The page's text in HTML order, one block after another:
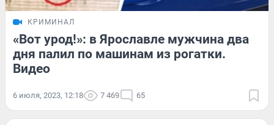
КРИМИНАЛ
«Вот урод!»: в Ярославле мужчина два
дня палил по машинам из рогатки.
Видео
6 июля, 2023, 12:18 7 469 65